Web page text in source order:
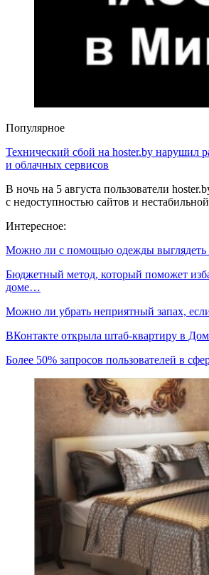
Популярное
Технический сбой на hoster.by нарушил
и облачных сервисов
В ночь на 5 августа пользователи
с недоступностью сайтов и
Интересное:
Можно ли с помощью одежды выглядеть
Бюджетный метод, который поможет
доме…
Можно ли убрать неприятный запах,
ВКонтакте открыла штаб-квартиру в
Более 50% запросов пользователей в